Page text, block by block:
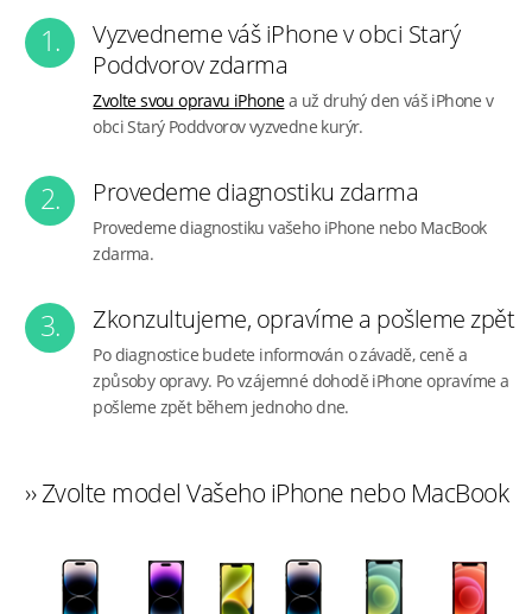
1.
Vyzvedneme váš iPhone v obci Starý
Poddvorov zdarma
Zvolte svou opravu iPhonea už druhý den váš iPhone v
obci Starý Poddvorov vyzvedne kurýr.
2. Provedeme diagnostiku zdarma
Provedeme diagnostiku vašeho iPhone nebo MacBook
zdarma.
3. Zkonzultujeme, opravíme a pošleme zpět
Po diagnostice budete informován o závadě, ceně a
způsoby opravy. Po vzájemné dohodě iPhone opravíme a
pošleme zpět během jednoho dne.
›› Zvolte model Vašeho iPhone nebo MacBook